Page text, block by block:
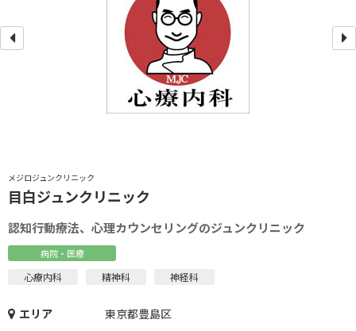
メジロジュンクリニック
目白ジュンクリニック
認知行動療法、心理カウンセリングのジュンクリニック
病院・医療
心療内科 精神科 神経科
エリア
東京都豊島区